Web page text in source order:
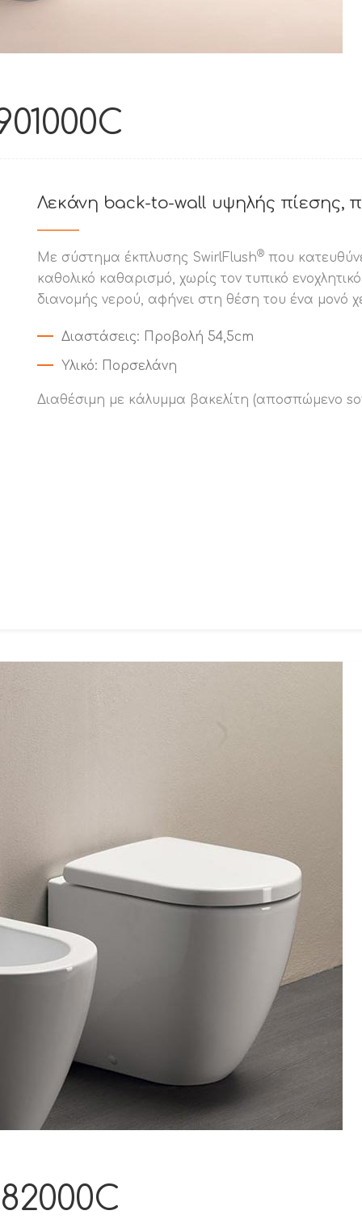
Λεκάνη back-to-wall υψηλής πίεσης,
Με σύστημα έκπλυσης SwirlFlush®που
καθολικό καθαρισμό, χωρίς τον τυπικό
διανομής νερού, αφήνει στη θέση του ένα μονό
Διαστάσεις: Προβολή 54,5cm
Υλικό: Πορσελάνη
Διαθέσιμη με κάλυμμα βακελίτη (αποσπώμενο